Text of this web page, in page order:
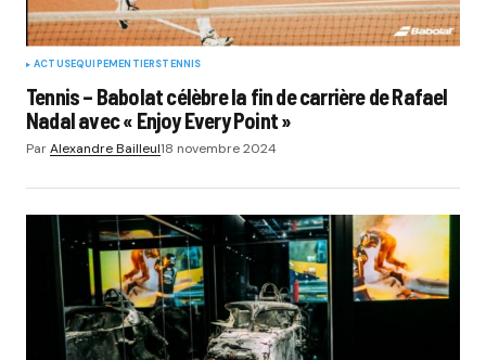
ACTUSEQUIPEMENTIERSTENNIS
Tennis – Babolat célèbre la fin de carrière de Rafael
Nadal avec « Enjoy Every Point »
ParAlexandre Bailleul18 novembre 2024